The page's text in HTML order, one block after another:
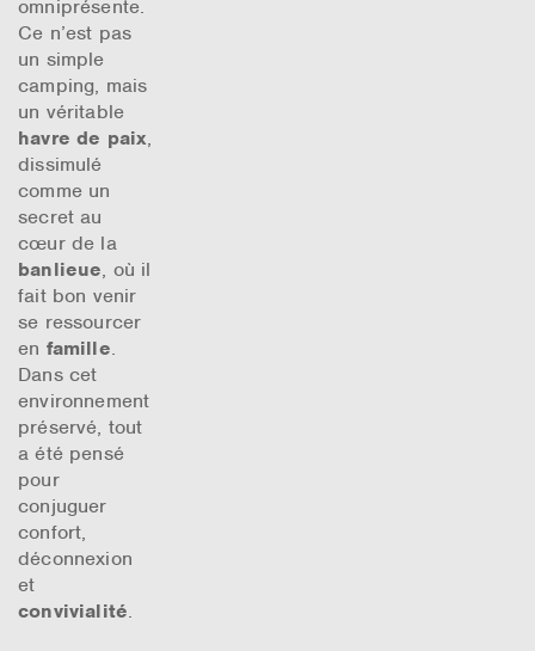
omniprésente.
Ce n’est pas
un simple
camping, mais
un véritable
havre de paix,
dissimulé
comme un
secret au
cœur de la
banlieue, où il
fait bon venir
se ressourcer
en famille.
Dans cet
environnement
préservé, tout
a été pensé
pour
conjuguer
confort,
déconnexion
et
convivialité.